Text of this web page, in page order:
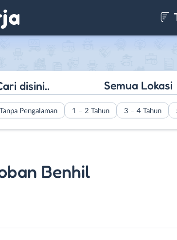
Semua Lokasi
Tanpa Pengalaman 1 – 2 Tahun 3 – 4 Tahun
Benhil